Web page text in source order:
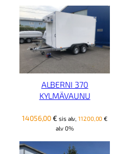
ALBERNI 370
KYLMÄVAUNU
14056,00€ sis alv,11200,00€
alv 0%